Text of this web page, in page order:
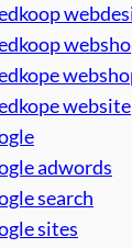
website
adwords
search
sites